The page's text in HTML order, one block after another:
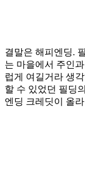
결말은 해피엔딩.
는 마을에서 주인
럽게 여길거라 생
할 수 있었던 필딩
엔딩 크레딧이 올